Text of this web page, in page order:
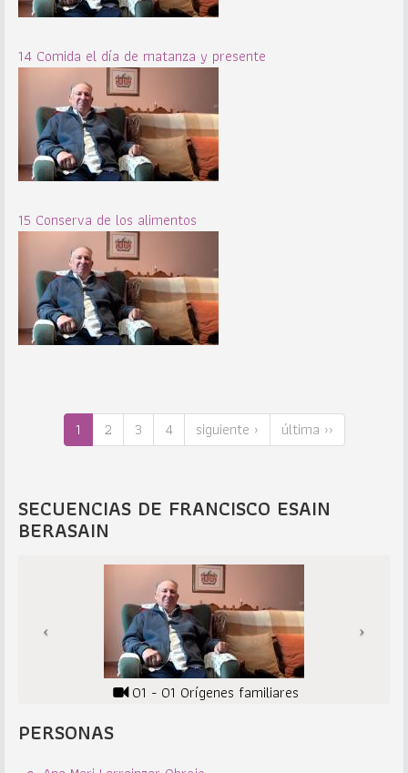
14 Comida el día de matanza y presente
15 Conserva de los alimentos
1 2 3 4 siguiente › última ››
SECUENCIAS DE FRANCISCO ESAIN
BERASAIN
01 - 01 Orígenes familiares
PERSONAS